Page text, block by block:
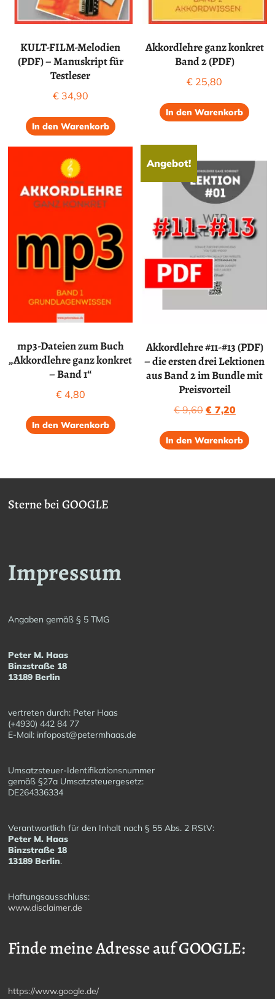
KULT-FILM-Melodien
(PDF) – Manuskript für
Testleser
€34,90
In den Warenkorb
Akkordlehre ganz konkret
Band 2 (PDF)
€ 25,80
In den Warenkorb
mp3-Dateien zum Buch
„Akkordlehre ganz konkret
– Band 1“
€4,80
In den Warenkorb
Angebot!
Akkordlehre #11-#13 (PDF)
– die ersten drei Lektionen
aus Band 2 im Bundle mit
Preisvorteil
€9,60 Ursprünglicher
war:
€7,20
ist:
In den Warenkorb
Sterne bei GOOGLE
Impressum
Angaben gemäß § 5 TMG
Peter M. Haas
Binzstraße 18
13189 Berlin
vertreten durch: Peter Haas
(+4930) 442 84 77
E-Mail: infopost@petermhaas.de
Umsatzsteuer-Identifikationsnummer
gemäß §27a Umsatzsteuergesetz:
DE264336334
Verantwortlich für den Inhalt nach § 55 Abs. 2 RStV:
Peter M. Haas
Binzstraße 18
13189 Berlin.
Haftungsausschluss:
www.disclaimer.de
Finde meine Adresse auf GOOGLE:
https://www.google.de/